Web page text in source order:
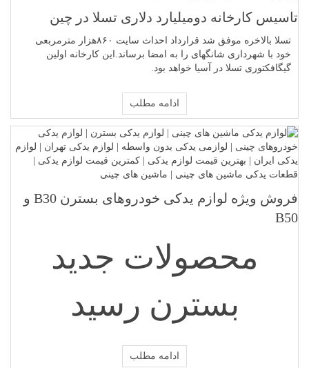
تاسیس کارخانه دومیلیارد دلاری تسلا در چین
تسلا بالاخره موفق شد قرارداد احداث سایت ۸۶۰‌هزار مترمربعی
خود با شهرداری شانگهای را به امضا برساند.این کارخانه اولین
گیگافکتوری تسلا در آسیا خواهد بود.
ادامه مطلب
فروش ویژه لوازم یدکی خودروهای بسترن B30 و
B50
محصولات جدید
بسترن رسید
ادامه مطلب